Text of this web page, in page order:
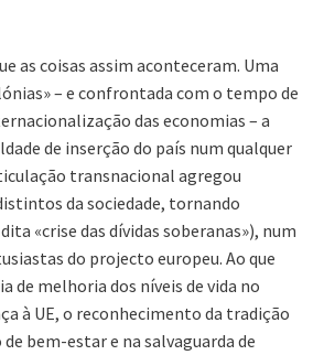
as coisas assim aconteceram. Uma
– e confrontada com o tempo de
das economias – a
de inserção do país num qualquer
transnacional agregou
da sociedade, tornando
«crise das dívidas soberanas»), num
do projecto europeu. Ao que
de melhoria dos níveis de vida no
à UE, o reconhecimento da tradição
bem-estar e na salvaguarda de